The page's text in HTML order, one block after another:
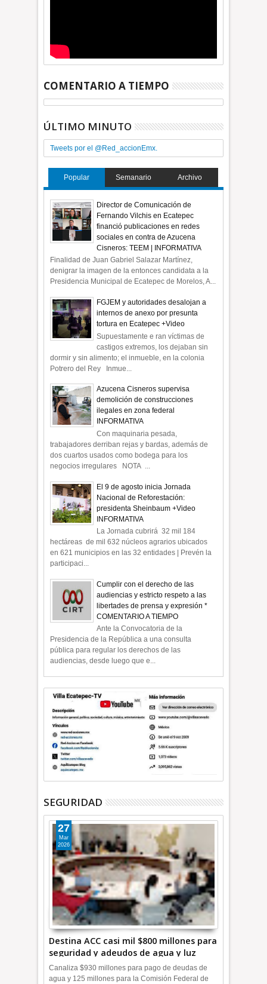
COMENTARIO A TIEMPO
ÚLTIMO MINUTO
Tweets por el @Red_accionEmx.
Popular Semanario Archivo
Director de Comunicación de
Fernando Vilchis en Ecatepec
financió publicaciones en redes
sociales en contra de Azucena
Cisneros: TEEM | INFORMATIVA
Finalidad de Juan Gabriel Salazar Martínez,
denigrar la imagen de la entonces candidata a la
Presidencia Municipal de Ecatepec de Morelos, A...
FGJEM y autoridades desalojan a
internos de anexo por presunta
tortura en Ecatepec +Video
Supuestamente e ran víctimas de
castigos extremos, los dejaban sin
dormir y sin alimento; el inmueble, en la colonia
Potrero del Rey Inmue...
Azucena Cisneros supervisa
demolición de construcciones
ilegales en zona federal
INFORMATIVA
Con maquinaria pesada,
trabajadores derriban rejas y bardas, además de
dos cuartos usados como bodega para los
negocios irregulares NOTA ...
El 9 de agosto inicia Jornada
Nacional de Reforestación:
presidenta Sheinbaum +Video
INFORMATIVA
La Jornada cubrirá 32 mil 184
hectáreas de mil 632 núcleos agrarios ubicados
en 621 municipios en las 32 entidades | Prevén la
participaci...
Cumplir con el derecho de las
audiencias y estricto respeto a las
libertades de prensa y expresión *
COMENTARIO A TIEMPO
Ante la Convocatoria de la
Presidencia de la República a una consulta
pública para regular los derechos de las
audiencias, desde luego que e...
SEGURIDAD
Destina ACC casi mil $800 millones para
seguridad y adeudos de agua y luz
+Video
27
Mar
2026
Canaliza $930 millones para pago de deudas de
agua y 125 millones para la Comisión Federal de